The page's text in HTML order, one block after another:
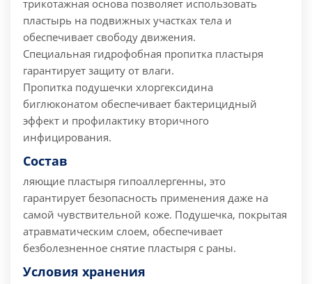
трикотажная основа позволяет использовать
пластырь на подвижных участках тела и
обеспечивает свободу движения.
Специальная гидрофобная пропитка пластыря
гарантирует защиту от влаги.
Пропитка подушечки хлоргексидина
биглюконатом обеспечивает бактерицидный
эффект и профилактику вторичного
инфицирования.
Состав
ляющие пластыря гипоаллергенны, это
гарантирует безопасность применения даже на
самой чувствительной коже. Подушечка, покрытая
атравматическим слоем, обеспечивает
безболезненное снятие пластыря с раны.
Условия хранения